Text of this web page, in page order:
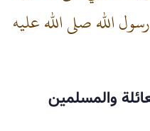
الله صلى الله عليه
والمسلمين